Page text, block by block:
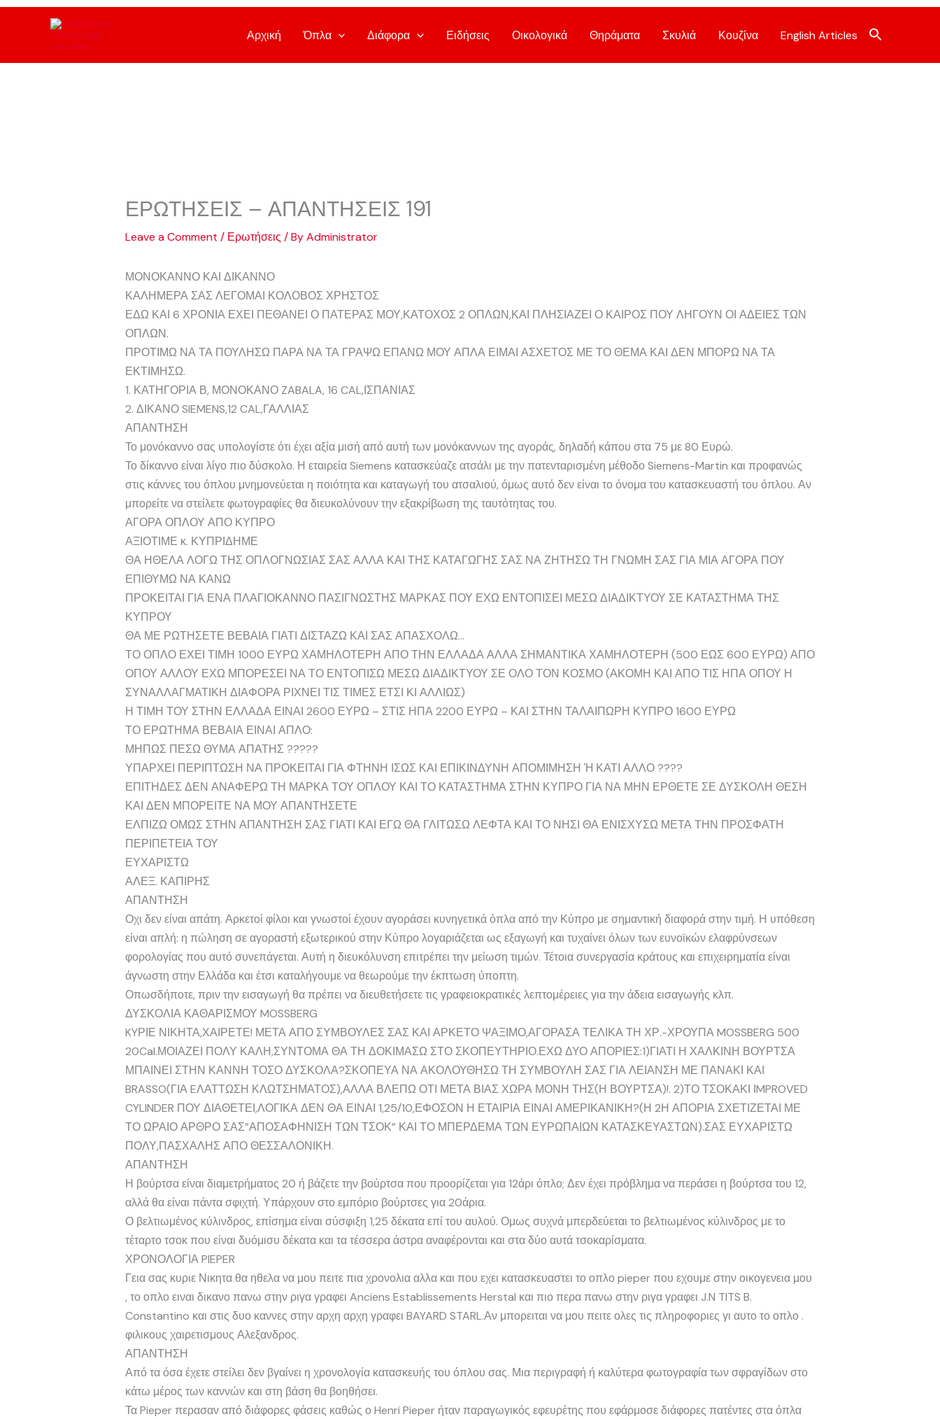
Αρχική Όπλα Διάφορα Ειδήσεις Οικολογικά Θηράματα Σκυλιά Κουζίνα English Articles
ΕΡΩΤΗΣΕΙΣ – ΑΠΑΝΤΗΣΕΙΣ 191
Leave a Comment / Ερωτήσεις / ByAdministrator
ΜΟΝΟΚΑΝΝΟ ΚΑΙ ΔΙΚΑΝΝΟ
ΚΑΛΗΜΕΡΑ ΣΑΣ ΛΕΓΟΜΑΙ ΚΟΛΟΒΟΣ ΧΡΗΣΤΟΣ
ΕΔΩ ΚΑΙ 6 ΧΡΟΝΙΑ ΕΧΕΙ ΠΕΘΑΝΕΙ Ο ΠΑΤΕΡΑΣ ΜΟΥ,ΚΑΤΟΧΟΣ 2 ΟΠΛΩΝ,ΚΑΙ ΠΛΗΣΙΑΖΕΙ Ο ΚΑΙΡΟΣ ΠΟΥ ΛΗΓΟΥΝ ΟΙ ΑΔΕΙΕΣ ΤΩΝ
ΟΠΛΩΝ.
ΠΡΟΤΙΜΩ ΝΑ ΤΑ ΠΟΥΛΗΣΩ ΠΑΡΑ ΝΑ ΤΑ ΓΡΑΨΩ ΕΠΑΝΩ ΜΟΥ ΑΠΛΑ ΕΙΜΑΙ ΑΣΧΕΤΟΣ ΜΕ ΤΟ ΘΕΜΑ ΚΑΙ ΔΕΝ ΜΠΟΡΩ ΝΑ ΤΑ
ΕΚΤΙΜΗΣΩ.
1. ΚΑΤΗΓΟΡΙΑ Β, ΜΟΝΟΚΑΝΟ ZABALA, 16 CAL,ΙΣΠΑΝΙΑΣ
2. ΔΙΚΑΝΟ SIEMENS,12 CAL,ΓΑΛΛΙΑΣ
ΑΠΑΝΤΗΣΗ
Το μονόκαννο σας υπολογίστε ότι έχει αξία μισή από αυτή των μονόκαννων της αγοράς, δηλαδή κάπου στα 75 με 80 Ευρώ.
Το δίκαννο είναι λίγο πιο δύσκολο. Η εταιρεία Siemens κατασκεύαζε ατσάλι με την πατενταρισμένη μέθοδο Siemens-Martin και προφανώς
στις κάννες του όπλου μνημονεύεται η ποιότητα και καταγωγή του ατσαλιού, όμως αυτό δεν είναι το όνομα του κατασκευαστή του όπλου. Αν
μπορείτε να στείλετε φωτογραφίες θα διευκολύνουν την εξακρίβωση της ταυτότητας του.
ΑΓΟΡΑ ΟΠΛΟΥ ΑΠΟ ΚΥΠΡΟ
ΑΞΙΟΤΙΜΕ κ. ΚΥΠΡΙΔΗΜΕ
ΘΑ ΗΘΕΛΑ ΛΟΓΩ ΤΗΣ ΟΠΛΟΓΝΩΣΙΑΣ ΣΑΣ ΑΛΛΑ ΚΑΙ ΤΗΣ ΚΑΤΑΓΩΓΗΣ ΣΑΣ ΝΑ ΖΗΤΗΣΩ ΤΗ ΓΝΩΜΗ ΣΑΣ ΓΙΑ ΜΙΑ ΑΓΟΡΑ ΠΟΥ
ΕΠΙΘΥΜΩ ΝΑ ΚΑΝΩ
ΠΡΟΚΕΙΤΑΙ ΓΙΑ ΕΝΑ ΠΛΑΓΙΟΚΑΝΝΟ ΠΑΣΙΓΝΩΣΤΗΣ ΜΑΡΚΑΣ ΠΟΥ ΕΧΩ ΕΝΤΟΠΙΣΕΙ ΜΕΣΩ ΔΙΑΔΙΚΤΥΟΥ ΣΕ ΚΑΤΑΣΤΗΜΑ ΤΗΣ
ΚΥΠΡΟΥ
ΘΑ ΜΕ ΡΩΤΗΣΕΤΕ ΒΕΒΑΙΑ ΓΙΑΤΙ ΔΙΣΤΑΖΩ ΚΑΙ ΣΑΣ ΑΠΑΣΧΟΛΩ…
ΤΟ ΟΠΛΟ ΕΧΕΙ ΤΙΜΗ 1000 ΕΥΡΩ ΧΑΜΗΛΟΤΕΡΗ ΑΠΟ ΤΗΝ ΕΛΛΑΔΑ ΑΛΛΑ ΣΗΜΑΝΤΙΚΑ ΧΑΜΗΛΟΤΕΡΗ (500 ΕΩΣ 600 ΕΥΡΩ) ΑΠΟ
ΟΠΟΥ ΑΛΛΟΥ ΕΧΩ ΜΠΟΡΕΣΕΙ ΝΑ ΤΟ ΕΝΤΟΠΙΣΩ ΜΕΣΩ ΔΙΑΔΙΚΤΥΟΥ ΣΕ ΟΛΟ ΤΟΝ ΚΟΣΜΟ (ΑΚΟΜΗ ΚΑΙ ΑΠΟ ΤΙΣ ΗΠΑ ΟΠΟΥ Η
ΣΥΝΑΛΛΑΓΜΑΤΙΚΗ ΔΙΑΦΟΡΑ ΡΙΧΝΕΙ ΤΙΣ ΤΙΜΕΣ ΕΤΣΙ ΚΙ ΑΛΛΙΩΣ)
Η ΤΙΜΗ ΤΟΥ ΣΤΗΝ ΕΛΛΑΔΑ ΕΙΝΑΙ 2600 ΕΥΡΩ – ΣΤΙΣ ΗΠΑ 2200 ΕΥΡΩ – ΚΑΙ ΣΤΗΝ ΤΑΛΑΙΠΩΡΗ ΚΥΠΡΟ 1600 ΕΥΡΩ
ΤΟ ΕΡΩΤΗΜΑ ΒΕΒΑΙΑ ΕΙΝΑΙ ΑΠΛΟ:
ΜΗΠΩΣ ΠΕΣΩ ΘΥΜΑ ΑΠΑΤΗΣ ?????
ΥΠΑΡΧΕΙ ΠΕΡΙΠΤΩΣΗ ΝΑ ΠΡΟΚΕΙΤΑΙ ΓΙΑ ΦΤΗΝΗ ΙΣΩΣ ΚΑΙ ΕΠΙΚΙΝΔΥΝΗ ΑΠΟΜΙΜΗΣΗ Ή ΚΑΤΙ ΑΛΛΟ ????
ΕΠΙΤΗΔΕΣ ΔΕΝ ΑΝΑΦΕΡΩ ΤΗ ΜΑΡΚΑ ΤΟΥ ΟΠΛΟΥ ΚΑΙ ΤΟ ΚΑΤΑΣΤΗΜΑ ΣΤΗΝ ΚΥΠΡΟ ΓΙΑ ΝΑ ΜΗΝ ΕΡΘΕΤΕ ΣΕ ΔΥΣΚΟΛΗ ΘΕΣΗ
ΚΑΙ ΔΕΝ ΜΠΟΡΕΙΤΕ ΝΑ ΜΟΥ ΑΠΑΝΤΗΣΕΤΕ
ΕΛΠΙΖΩ ΟΜΩΣ ΣΤΗΝ ΑΠΑΝΤΗΣΗ ΣΑΣ ΓΙΑΤΙ ΚΑΙ ΕΓΩ ΘΑ ΓΛΙΤΩΣΩ ΛΕΦΤΑ ΚΑΙ ΤΟ ΝΗΣΙ ΘΑ ΕΝΙΣΧΥΣΩ ΜΕΤΑ ΤΗΝ ΠΡΟΣΦΑΤΗ
ΠΕΡΙΠΕΤΕΙΑ ΤΟΥ
ΕΥΧΑΡΙΣΤΩ
ΑΛΕΞ. ΚΑΠΙΡΗΣ
ΑΠΑΝΤΗΣΗ
Οχι δεν είναι απάτη. Αρκετοί φίλοι και γνωστοί έχουν αγοράσει κυνηγετικά όπλα από την Κύπρο με σημαντική διαφορά στην τιμή. Η υπόθεση
είναι απλή: η πώληση σε αγοραστή εξωτερικού στην Κύπρο λογαριάζεται ως εξαγωγή και τυχαίνει όλων των ευνοϊκών ελαφρύνσεων
φορολογίας που αυτό συνεπάγεται. Αυτή η διευκόλυνση επιτρέπει την μείωση τιμών. Τέτοια συνεργασία κράτους και επιχειρηματία είναι
άγνωστη στην Ελλάδα και έτσι καταλήγουμε να θεωρούμε την έκπτωση ύποπτη.
Οπωσδήποτε, πριν την εισαγωγή θα πρέπει να διευθετήσετε τις γραφειοκρατικές λεπτομέρειες για την άδεια εισαγωγής κλπ.
ΔΥΣΚΟΛΙΑ ΚΑΘΑΡΙΣΜΟΥ MOSSBERG
KYΡΙΕ ΝΙΚΗΤΑ,ΧΑΙΡΕΤΕ! ΜΕΤΑ ΑΠΟ ΣΥΜΒΟΥΛΕΣ ΣΑΣ ΚΑΙ ΑΡΚΕΤΟ ΨΑΞΙΜΟ,ΑΓΟΡΑΣΑ ΤΕΛΙΚΑ ΤΗ ΧΡ.-ΧΡΟΥΠΑ MOSSBERG 500
20Cal.ΜΟΙΑΖΕΙ ΠΟΛΥ ΚΑΛΗ,ΣΥΝΤΟΜΑ ΘΑ ΤΗ ΔΟΚΙΜΑΣΩ ΣΤΟ ΣΚΟΠΕΥΤΗΡΙΟ.ΕΧΩ ΔΥΟ ΑΠΟΡΙΕΣ:1)ΓΙΑΤΙ Η ΧΑΛΚΙΝΗ ΒΟΥΡΤΣΑ
ΜΠΑΙΝΕΙ ΣΤΗΝ ΚΑΝΝΗ ΤΟΣΟ ΔΥΣΚΟΛΑ?ΣΚΟΠΕΥΑ ΝΑ ΑΚΟΛΟΥΘΗΣΩ ΤΗ ΣΥΜΒΟΥΛΗ ΣΑΣ ΓΙΑ ΛΕΙΑΝΣΗ ΜΕ ΠΑΝΑΚΙ ΚΑΙ
BRASSO(ΓΙΑ EΛΑΤΤΩΣΗ ΚΛΩΤΣΗΜΑΤΟΣ),ΑΛΛΑ ΒΛΕΠΩ ΟΤΙ ΜΕΤΑ ΒΙΑΣ ΧΩΡΑ ΜΟΝΗ ΤΗΣ(Η ΒΟΥΡΤΣΑ)!. 2)ΤΟ ΤΣΟΚΑΚΙ ΙMPROVED
CYLINDER ΠΟΥ ΔΙΑΘΕΤΕΙ,ΛΟΓΙΚΑ ΔΕΝ ΘΑ ΕΙΝΑΙ 1,25/10,ΕΦΟΣΟΝ Η ΕΤΑΙΡΙΑ ΕΙΝΑΙ ΑΜΕΡΙΚΑΝΙΚΗ?(Η 2Η ΑΠΟΡΙΑ ΣΧΕΤΙΖΕΤΑΙ ΜΕ
ΤΟ ΩΡΑΙΟ ΑΡΘΡΟ ΣΑΣ”ΑΠΟΣΑΦΗΝΙΣΗ ΤΩΝ ΤΣΟΚ” ΚΑΙ ΤΟ ΜΠΕΡΔΕΜΑ ΤΩΝ ΕΥΡΩΠΑΙΩΝ ΚΑΤΑΣΚΕΥΑΣΤΩΝ).ΣΑΣ ΕΥΧΑΡΙΣΤΩ
ΠΟΛΥ,ΠΑΣΧΑΛΗΣ ΑΠΟ ΘΕΣΣΑΛΟΝΙΚΗ.
ΑΠΑΝΤΗΣΗ
Η βούρτσα είναι διαμετρήματος 20 ή βάζετε την βούρτσα που προορίζεται για 12άρι όπλο; Δεν έχει πρόβλημα να περάσει η βούρτσα του 12,
αλλά θα είναι πάντα σφιχτή. Υπάρχουν στο εμπόριο βούρτσες για 20άρια.
Ο βελτιωμένος κύλινδρος, επίσημα είναι σύσφιξη 1,25 δέκατα επί του αυλού. Ομως συχνά μπερδεύεται το βελτιωμένος κύλινδρος με το
τέταρτο τσοκ που είναι δυόμισυ δέκατα και τα τέσσερα άστρα αναφέρονται και στα δύο αυτά τσοκαρίσματα.
ΧΡΟΝΟΛΟΓΙΑ PIEPER
Γεια σας κυριε Νικητα θα ηθελα να μου πειτε πια χρονολια αλλα και που εχει κατασκευαστει το οπλο pieper που εχουμε στην οικογενεια μου
, το οπλο ειναι δικανο πανω στην ριγα γραφει Anciens Establissements Herstal και πιο περα πανω στην ριγα γραφει J.N TITS B.
Constantino και στις δυο καννες στην αρχη αρχη γραφει BAYARD STARL.Αν μπορειται να μου πειτε ολες τις πληροφοριες γι αυτο το οπλο .
φιλικους χαιρετισμους Αλεξανδρος.
ΑΠΑΝΤΗΣΗ
Από τα όσα έχετε στείλει δεν βγαίνει η χρονολογία κατασκευής του όπλου σας. Μια περιγραφή ή καλύτερα φωτογραφία των σφραγίδων στο
κάτω μέρος των καννών και στη βάση θα βοηθήσει.
Τα Pieper περασαν από διάφορες φάσεις καθώς ο Henri Pieper ήταν παραγωγικός εφευρέτης που εφάρμοσε διάφορες πατέντες στα όπλα